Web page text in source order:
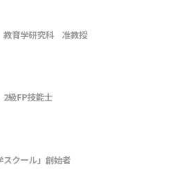
育学研究科 准教授
2級FP技能士
スクール」創始者